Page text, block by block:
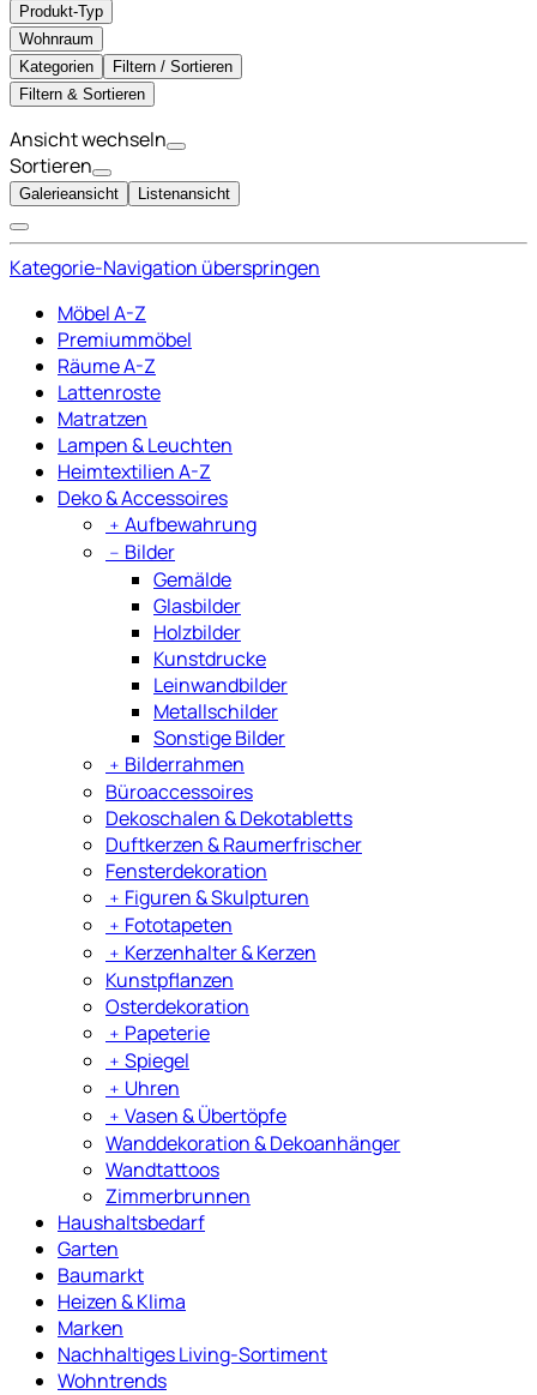
Produkt-Typ
Wohnraum
Kategorien
Filtern / Sortieren
Filtern & Sortieren
Ansicht wechseln
Sortieren
Galerieansicht Listenansicht
Kategorie-Navigation überspringen
Möbel A-Z
Premiummöbel
Räume A-Z
Lattenroste
Matratzen
Lampen & Leuchten
Heimtextilien A-Z
Deko & Accessoires
﹢ Aufbewahrung
﹣ Bilder
Gemälde
Glasbilder
Holzbilder
Kunstdrucke
Leinwandbilder
Metallschilder
Sonstige Bilder
﹢ Bilderrahmen
Büroaccessoires
Dekoschalen & Dekotabletts
Duftkerzen & Raumerfrischer
Fensterdekoration
﹢ Figuren & Skulpturen
﹢ Fototapeten
﹢ Kerzenhalter & Kerzen
Kunstpflanzen
Osterdekoration
﹢ Papeterie
﹢ Spiegel
﹢ Uhren
﹢ Vasen & Übertöpfe
Wanddekoration & Dekoanhänger
Wandtattoos
Zimmerbrunnen
Haushaltsbedarf
Garten
Baumarkt
Heizen & Klima
Marken
Nachhaltiges Living-Sortiment
Wohntrends